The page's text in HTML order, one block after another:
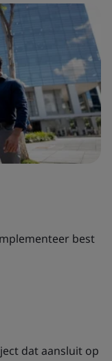
best
dat aansluit op